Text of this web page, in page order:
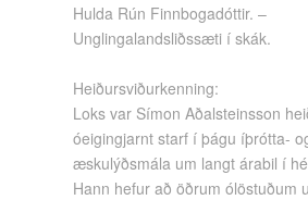
Hulda Rún Finnbogadóttir. –
Unglingalandsliðssæti í skák.
Heiðursviðurkenning:
Loks var Símon Aðalsteinsson
óeigingjarnt starf í þágu íþrótta-
æskulýðsmála um langt árabil í
Hann hefur að öðrum ólöstuðum